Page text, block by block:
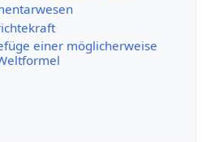
einer möglicherweise